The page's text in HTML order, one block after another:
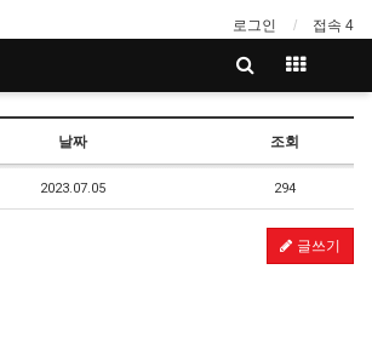
로그인 접속 4
날짜 조회
2023.07.05 294
글쓰기